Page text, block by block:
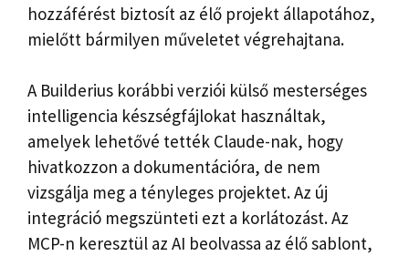
hozzáférést biztosít az élő projekt állapotához,
mielőtt bármilyen műveletet végrehajtana.
A Builderius korábbi verziói külső mesterséges
intelligencia készségfájlokat használtak,
amelyek lehetővé tették Claude-nak, hogy
hivatkozzon a dokumentációra, de nem
vizsgálja meg a tényleges projektet. Az új
integráció megszünteti ezt a korlátozást. Az
MCP-n keresztül az AI beolvassa az élő sablont,